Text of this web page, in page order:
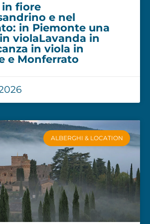
in fiore
e nel
in Piemonte una
violaLavanda in
in viola in
e Monferrato
ALBERGHI & LOCATION